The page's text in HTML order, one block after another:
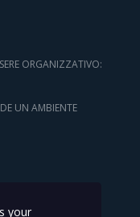
ORGANIZZATIVO:
UN AMBIENTE
your